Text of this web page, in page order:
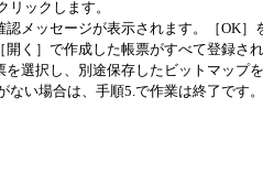
ックします。
メッセージが表示されます。［OK］
く］で作成した帳票がすべて登録さ
選択し、別途保存したビットマップ
い場合は、手順5.で作業は終了です。